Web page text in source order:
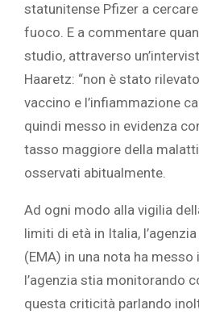
statunitense Pfizer a
fuoco. E a commentare
studio, attraverso
Haaretz: “non è stato
vaccino e l’infiammazione
quindi messo in evidenza
tasso maggiore della
osservati abitualmente.
Ad ogni modo alla vigilia
limiti di età in Italia,
(EMA) in una nota ha
l’agenzia stia monitorando
questa criticità parlando